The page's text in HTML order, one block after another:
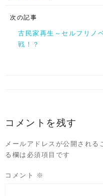
次の記事
古民家再生～セルフリノ
戦！？
コメントを残す
メールアドレスが公開される
る欄は必須項目です
コメント ※